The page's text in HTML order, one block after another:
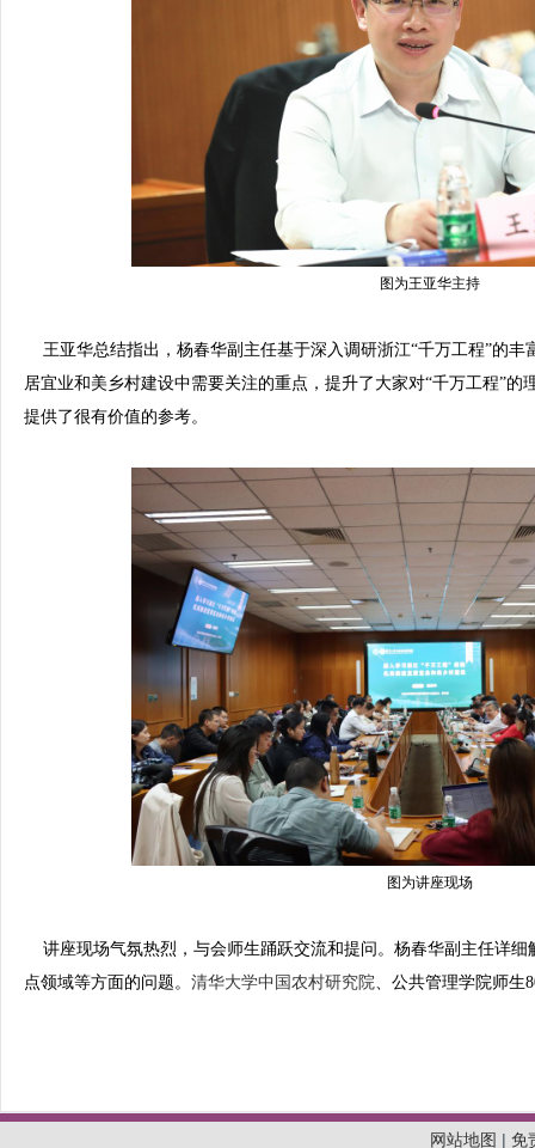
图为王亚华主持
王亚华总结指出，杨春华副主任基于深入调研浙江“千万工程”的丰
居宜业和美乡村建设中需要关注的重点，提升了大家对“千万工程”的
提供了很有价值的参考。
图为讲座现场
讲座现场气氛热烈，与会师生踊跃交流和提问。杨春华副主任详细
点领域等方面的问题。清华大学中国农村研究院、公共管理学院师生
网站地图 | 免